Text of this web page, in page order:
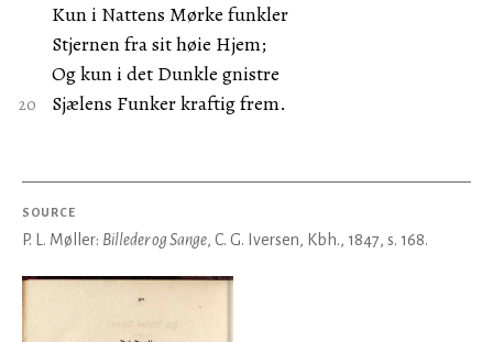
Kun i Nattens Mørke funkler
Stjernen fra sit høie Hjem;
Og kun i det Dunkle gnistre
Sjælens Funker kraftig frem.
SOURCE
P. L. Møller: Billeder og Sange, C. G. Iversen, Kbh., 1847, s. 168.